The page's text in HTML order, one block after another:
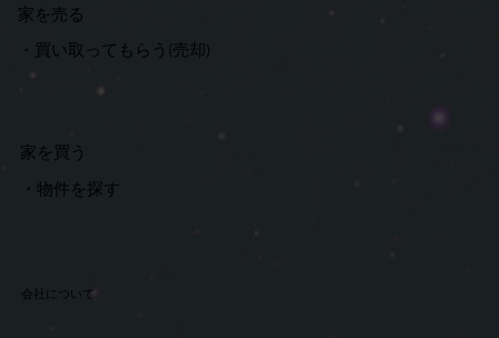
​家を売る
​・ 買い取ってもらう(売却)
​家を買う
・物件を探す
​会社について